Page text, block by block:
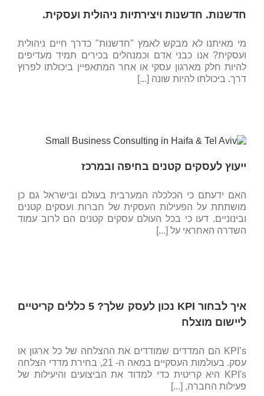
חדשנות. חדשנות ויצירתיות ניהולית ועסקית.
מי מאיתנו לא מבקש לאמץ "חדשנות" כדרך חיים ניהולית
ועסקית? אנו כבני אדם וכמנהלים בכירים תמיד מעדיפים
להיות חלק מארגון עסקי או אחר המתאפיין ביכולתו לפרוץ
דרך. ביכולתו להיות שונה [...]
ייעוץ לעסקים קטנים בחיפה ובמרכז
האם ידעתם כי הכלכלה המערבית בעולם ובישראל גם כן
מושתתת על הפעילות העסקית של חברות ועסקים קטנים
ובינוניים. דעו כי בכל העולם עסקים קטנים הם לרוב עמוד
השדרה האחראי על [...]
איך לבחור KPI נכון לעסק שלך? 5 כללים קריטיים
ליישום מוצלח
KPI’s הם המדדים שמודדים את ההצלחה של כל ארגון או
עסק. בעולמות העסקיים במאה ה- 21, בחירת מדדי הצלחה
KPI's היא קריטית כדי למדוד את הביצועים והיעילות של
פעילות החברה, [...]